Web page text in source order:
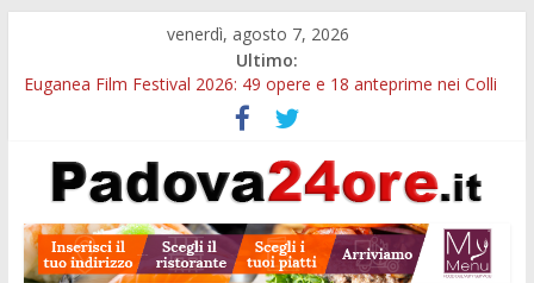
venerdì, agosto 7, 2026
Ultimo:
Euganea Film Festival 2026: 49 opere e 18 anteprime nei Colli
Slow Looking agli Eremitani: un’ora per osservare davvero
un’opera
Notizie di Padova alle ore 21: lavoratore morto, credito sul
Orto Botanico Padova: visite ed escursioni fino a settembre
Concorso Università di Padova: 5 funzionari, domande entro il